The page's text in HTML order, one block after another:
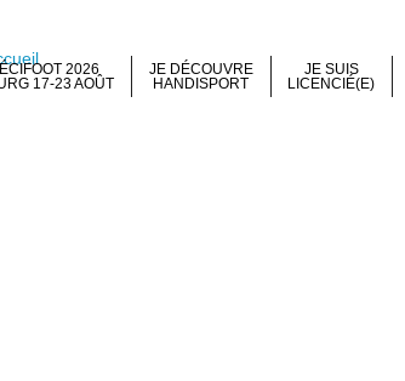
2026
17-23 AOÛT
JE DÉCOUVRE
HANDISPORT
JE SUIS
LICENCIÉ(E)